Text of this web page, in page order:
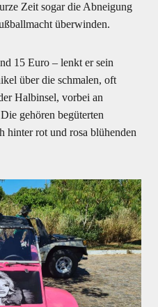
Zeit sogar die Abneigung
überwinden.
15 Euro – lenkt er sein
über die schmalen, oft
Halbinsel, vorbei an
gehören begüterten
hinter rot und rosa blühenden